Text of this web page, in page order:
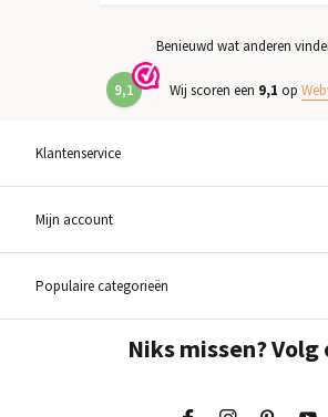
Benieuwd wat anderen
9,1 Wij scoren een 9,1 op
Klantenservice
Mijn account
Populaire categorieën
Niks missen? Volg